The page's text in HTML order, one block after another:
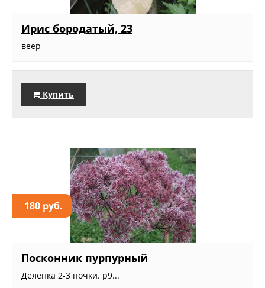
Ирис бородатый, 23
веер
Купить
180 руб.
Посконник пурпурный
Деленка 2-3 почки. р9...